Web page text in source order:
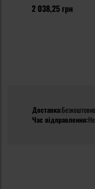
2 038,25 грн
Доставка:Безкоштовно
Час відправлення: